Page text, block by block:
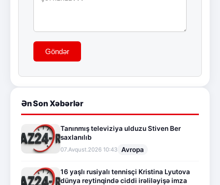
Göndər
Ən Son Xəbərlər
Tanınmış televiziya ulduzu Stiven Ber
saxlanılıb
07.Avqust.2026 10:43 Avropa
16 yaşlı rusiyalı tennisçi Kristina Lyutova
dünya reytinqində ciddi irəliləyişə imza